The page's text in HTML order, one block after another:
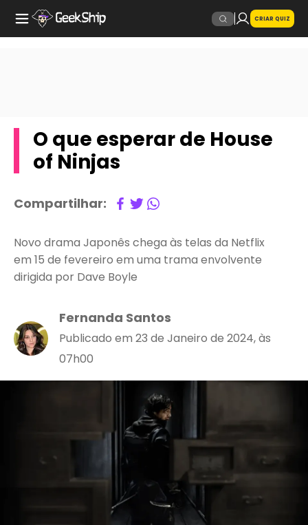
CRIAR QUIZ
O que esperar de House
of Ninjas
Compartilhar:
Novo drama Japonês chega às telas da Netflix
em 15 de fevereiro em uma trama envolvente
dirigida por Dave Boyle
Fernanda Santos
Publicado em 23 de Janeiro de 2024, às
07h00